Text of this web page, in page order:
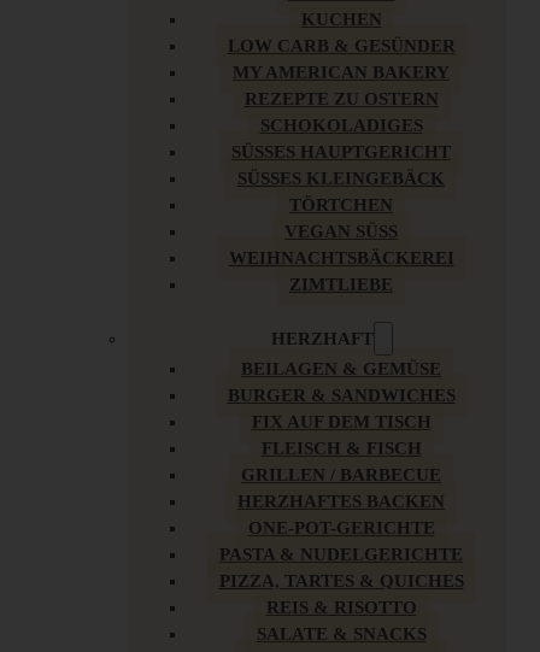
KUCHEN
LOW CARB & GESÜNDER
MY AMERICAN BAKERY
REZEPTE ZU OSTERN
SCHOKOLADIGES
SÜSSES HAUPTGERICHT
SÜSSES KLEINGEBÄCK
TÖRTCHEN
VEGAN SÜSS
WEIHNACHTSBÄCKEREI
ZIMTLIEBE
HERZHAFT
BEILAGEN & GEMÜSE
BURGER & SANDWICHES
FIX AUF DEM TISCH
FLEISCH & FISCH
GRILLEN / BARBECUE
HERZHAFTES BACKEN
ONE-POT-GERICHTE
PASTA & NUDELGERICHTE
PIZZA, TARTES & QUICHES
REIS & RISOTTO
SALATE & SNACKS